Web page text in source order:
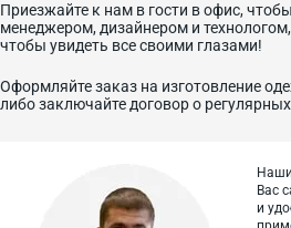
Приезжайте к нам в гости в офис,
менеджером, дизайнером и
чтобы увидеть все своими глазами!
Оформляйте заказ на изготовление
либо заключайте договор о
Вас
и